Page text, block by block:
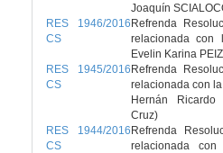
Joaquín
RES 1946/2016
CS
Refrenda
relacionada con
Evelin Karina
RES 1945/2016
CS
Refrenda
relacionada con
Hernán Ricardo
Cruz)
RES 1944/2016
CS
Refrenda
relacionada